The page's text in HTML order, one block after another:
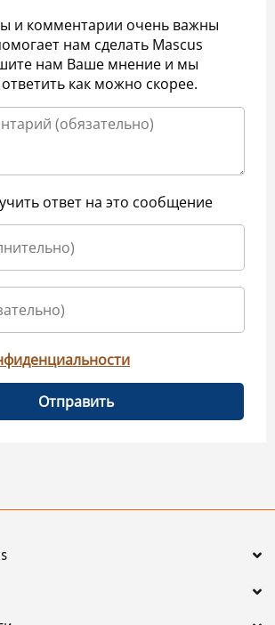
и комментарии очень важны
нам сделать Mascus
нам Ваше мнение и мы
как можно скорее.
ответ на это сообщение
Отправить